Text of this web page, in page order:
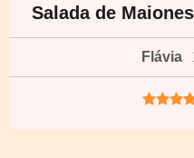
Salada de
Flávia